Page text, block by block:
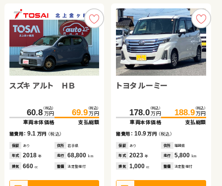
スズキ アルト ＨＢ
60.8 （税込）
万円
車両本体価格
69.9 （税込）
万円
支払総額
諸費用：9.1 万円 （税込）
保証 あり 住所 岩手県
年式 2018 年 走行 68,800 km
排気 660 cc 整備 法定整備付
トヨタ ルーミー
178.0 （税込）
万円
車両本体価格
188.9 （税込）
万円
支払総額
諸費用： 10.9万円 （税込）
保証 あり 住所 福岡県
年式 2023年 走行 5,800 km
排気 1,000cc 整備 法定整備付
ダイハツ ムーヴ キャンバ
64.9 （税込）
万円
車両本体価格
69.9 （税込）
万円
支払総額
諸費用：5.0 万円 （税込）
保証 なし 住所 徳島県
年式 2018 年 走行 119,800km
排気 660 cc 整備 法定整備付
トヨタ アクア
148.2 （税込）
万円
車両本体価格
159.7 （税込）
万円
支払総額
諸費用： 11.5万円 （税込）
保証 なし 住所 岡山県
年式 2017年 走行 50,200km
排気 1,500cc 整備 法定整備付
ダイハツ ムーヴ
107.7 （税込）
万円
車両本体価格
112.2 （税込）
万円
支払総額
諸費用：4.5 万円 （税込）
保証 なし 住所 岡山県
年式 2023 年 走行 7,800km
排気 660 cc 整備 法定整備付
ホンダ Ｎ ＢＯＸ
101.4万円
車両本体価格
諸費用：8.3 万円 （税込）
保証 あり 住所 埼玉県